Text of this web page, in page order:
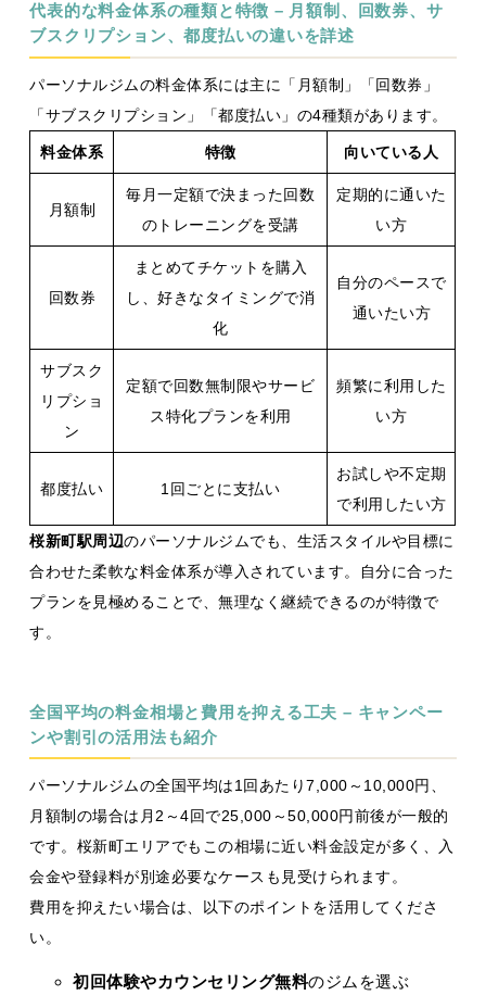
代表的な料金体系の種類と特徴 – 月額制、回数券、サ
ブスクリプション、都度払いの違いを詳述
パーソナルジムの料金体系には主に「月額制」「回数券」
「サブスクリプション」「都度払い」の4種類があります。
料金体系 特徴 向いている人
月額制
毎月一定額で決まった回数
のトレーニングを受講
定期的に通いた
い方
回数券
まとめてチケットを購入
し、好きなタイミングで消
化
自分のペースで
通いたい方
サブスク
リプショ
ン
定額で回数無制限やサービ
ス特化プランを利用
頻繁に利用した
い方
都度払い 1回ごとに支払い
お試しや不定期
で利用したい方
桜新町駅周辺のパーソナルジムでも、生活スタイルや目標に
合わせた柔軟な料金体系が導入されています。自分に合った
プランを見極めることで、無理なく継続できるのが特徴で
す。
全国平均の料金相場と費用を抑える工夫 – キャンペー
ンや割引の活用法も紹介
パーソナルジムの全国平均は1回あたり7,000～10,000円、
月額制の場合は月2～4回で25,000～50,000円前後が一般的
です。桜新町エリアでもこの相場に近い料金設定が多く、入
会金や登録料が別途必要なケースも見受けられます。
費用を抑えたい場合は、以下のポイントを活用してくださ
い。
初回体験やカウンセリング無料のジムを選ぶ